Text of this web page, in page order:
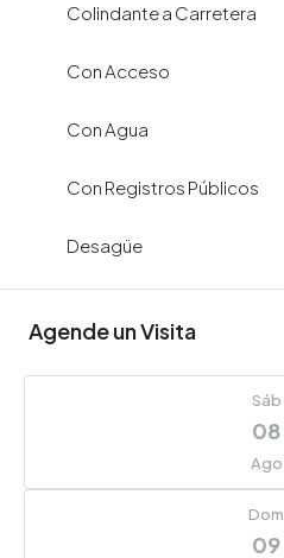
Colindante a Carretera
Con Acceso
Con Agua
Con Registros Públicos
Desagüe
Agende un Visita
Sáb
08
Ago
Dom
09